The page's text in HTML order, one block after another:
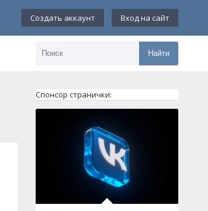
Создать аккаунт Вход на сайт
Найти
Спонсор странички: